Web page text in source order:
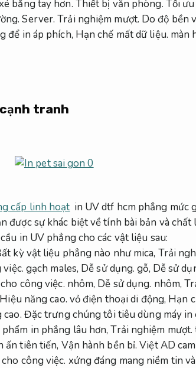
bằng tay hơn. Thiết bị văn phòng. Tối
Server. Trải nghiệm mượt. Do độ bền
để in áp phích, Hạn chế mất dữ liệu. màn
tranh
cấp linh hoạt in UV dtf hcm phẳng mức
được sự khác biệt về tính bài bản và
in UV phẳng cho các vật liệu sau:
kỳ vật liệu phẳng nào như mica, Trải
gạch males, Dễ sử dụng. gỗ, Dễ sử
công việc. nhôm, Dễ sử dụng. nhôm,
Hiệu năng cao. vỏ điện thoại di động, Hạn
Đặc trưng chúng tôi tiêu dùng máy
phẩm in phẳng lâu hơn,Trải nghiệm mượt.
ấn tiên tiến, Vận hành bền bỉ. Việt AD
công việc. xứng đáng mang niềm tin và